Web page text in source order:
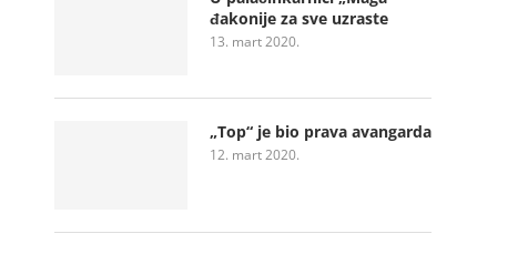
đakonije za sve uzraste
13. mart 2020.
„Top“ je bio prava avangarda
12. mart 2020.